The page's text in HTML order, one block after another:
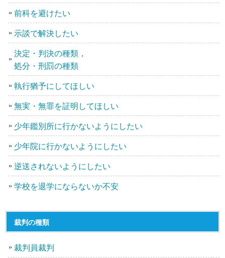
前科を避けたい
示談で解決したい
決定・判決の種類，
処分・刑罰の種類
執行猶予にしてほしい
無実・無罪を証明してほしい
少年鑑別所に行かないようにしたい
少年院に行かないようにしたい
逆送されないようにしたい
学校を退学にならないか不安
裁判の種類
裁判員裁判